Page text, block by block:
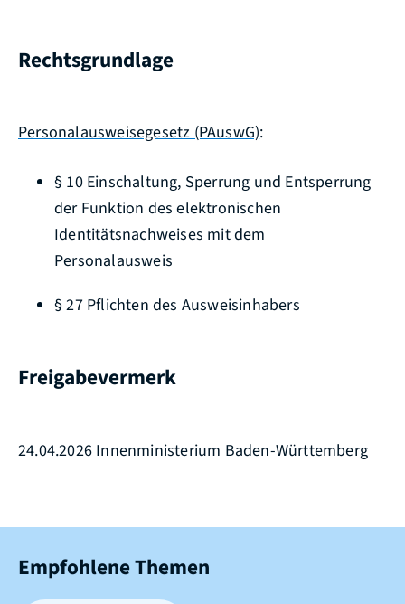
Rechtsgrundlage
Personalausweisegesetz (PAuswG):
§ 10 Einschaltung, Sperrung und Entsperrung
der Funktion des elektronischen
Identitätsnachweises mit dem
Personalausweis
§ 27 Pflichten des Ausweisinhabers
Freigabevermerk
24.04.2026 Innenministerium Baden-Württemberg
Empfohlene Themen